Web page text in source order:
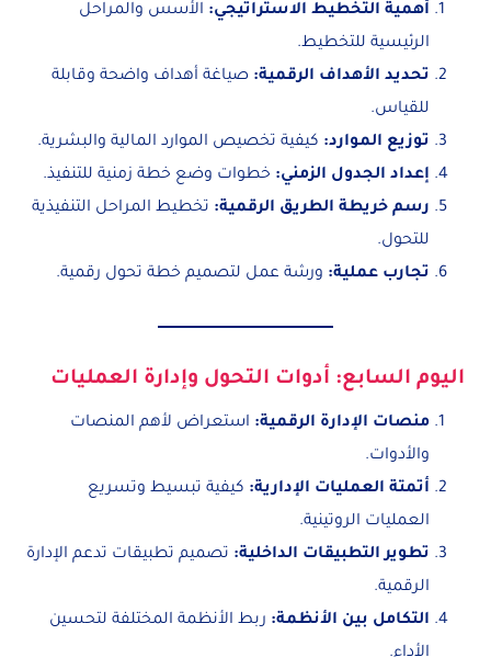
أهمية التخطيط الاستراتيجي: الأسس والمراحل
الرئيسية للتخطيط.
تحديد الأهداف الرقمية: صياغة أهداف واضحة وقابلة
للقياس.
توزيع الموارد: كيفية تخصيص الموارد المالية والبشرية.
إعداد الجدول الزمني: خطوات وضع خطة زمنية للتنفيذ.
رسم خريطة الطريق الرقمية: تخطيط المراحل التنفيذية
للتحول.
تجارب عملية: ورشة عمل لتصميم خطة تحول رقمية.
اليوم السابع: أدوات التحول وإدارة العمليات
منصات الإدارة الرقمية: استعراض لأهم المنصات
والأدوات.
أتمتة العمليات الإدارية: كيفية تبسيط وتسريع
العمليات الروتينية.
تطوير التطبيقات الداخلية: تصميم تطبيقات تدعم الإدارة
الرقمية.
التكامل بين الأنظمة: ربط الأنظمة المختلفة لتحسين
الأداء.